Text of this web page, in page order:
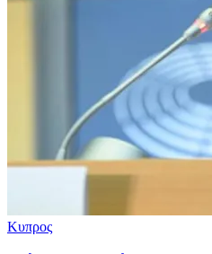
Κυπρος